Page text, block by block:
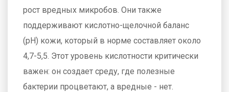
рост вредных микробов. Они также
поддерживают кислотно-щелочной баланс
(pH) кожи, который в норме составляет около
4,7-5,5. Этот уровень кислотности критически
важен: он создает среду, где полезные
бактерии процветают, а вредные - нет.